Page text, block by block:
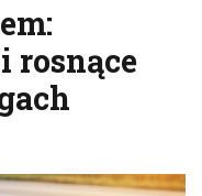
rosnące